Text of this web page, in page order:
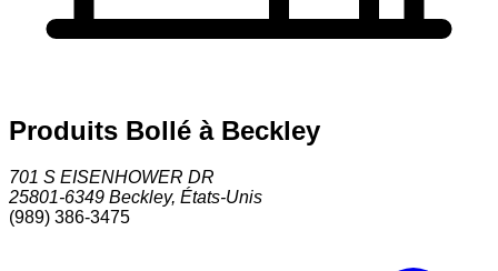
Produits Bollé à Beckley
701 S EISENHOWER DR
25801-6349 Beckley, États-Unis
(989) 386-3475